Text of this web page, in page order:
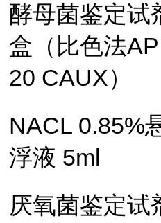
酵母菌鉴定试
盒（比色法
20 CAUX）
NACL 0.85%
浮液 5ml
厌氧菌鉴定试